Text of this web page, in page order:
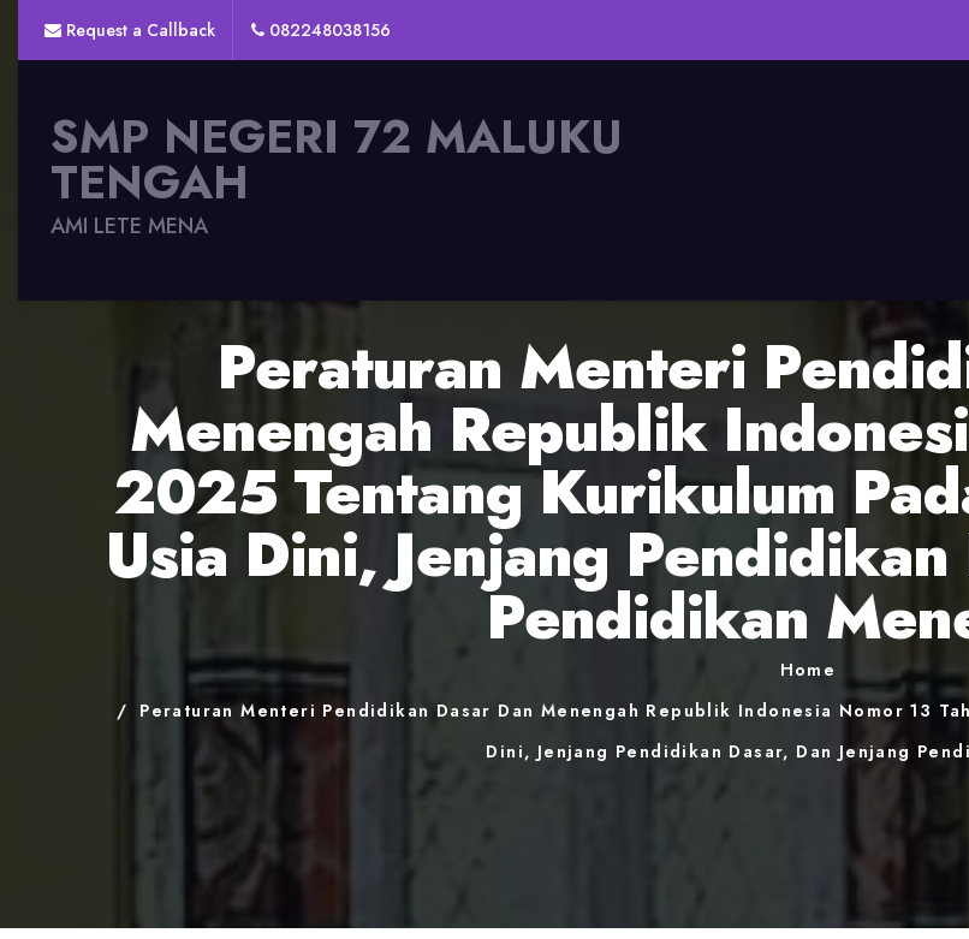
Request a Callback 082248038156
SMP NEGERI 72 MALUKU
TENGAH
AMI LETE MENA
Peraturan Menteri
Menengah Republik
2025 Tentang Kurikulum
Usia Dini, Jenjang
Pendidikan
Home
Peraturan Menteri Pendidikan Dasar Dan Menengah Republik Indonesia Nomor 13
Dini, Jenjang Pendidikan Dasar, Dan Jenjang